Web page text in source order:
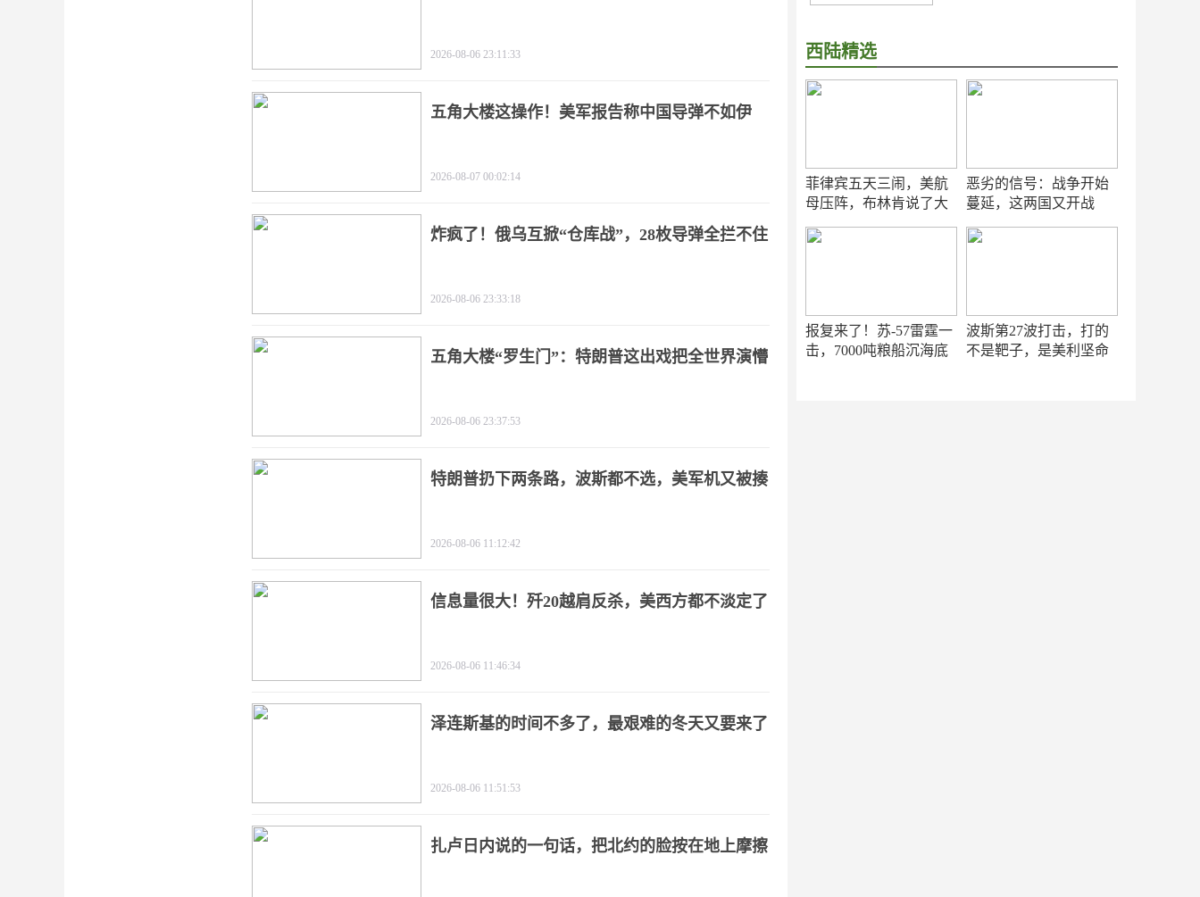
西陆精选
菲律宾五天三闹，美航
母压阵，布林肯说了大
恶劣的信号：战争开始
蔓延，这两国又开战
报复来了！苏-57雷霆一
击，7000吨粮船沉海底
波斯第27波打击，打的
不是靶子，是美利坚命
2026-08-06 23:11:33
五角大楼这操作！美军报告称中国导弹不如伊
2026-08-07 00:02:14
炸疯了！俄乌互掀“仓库战”，28枚导弹全拦不住
2026-08-06 23:33:18
五角大楼“罗生门”：特朗普这出戏把全世界演懵
2026-08-06 23:37:53
特朗普扔下两条路，波斯都不选，美军机又被揍
2026-08-06 11:12:42
信息量很大！歼20越肩反杀，美西方都不淡定了
2026-08-06 11:46:34
泽连斯基的时间不多了，最艰难的冬天又要来了
2026-08-06 11:51:53
扎卢日内说的一句话，把北约的脸按在地上摩擦